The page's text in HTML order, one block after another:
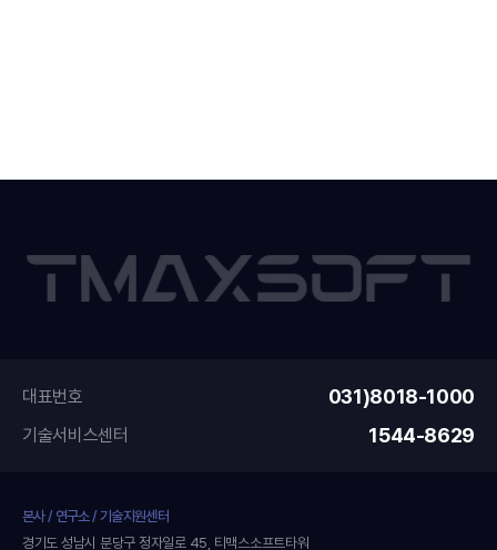
대표번호 031)8018-1000
기술서비스센터 1544-8629
본사 / 연구소 / 기술지원센터
경기도 성남시 분당구 정자일로 45, 티맥스소프트타워